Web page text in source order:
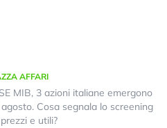
AFFARI
MIB, 3 azioni italiane emergono
Cosa segnala lo screening
e utili?